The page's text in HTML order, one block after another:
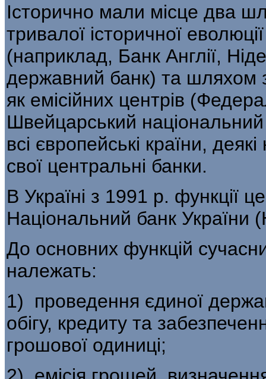
Історично мали місце два
три­валої історичної
(наприклад, Банк Анг­лії,
державний банк) та шляхом
як емісійних центрів
Швейцарський
всі європейські країни,
свої центральні банки.
В Україні з 1991 р. функції
Національ­ний банк України
До основних функцій
належать:
1) проведення єдиної
обігу, кредиту та
грошової одиниці;